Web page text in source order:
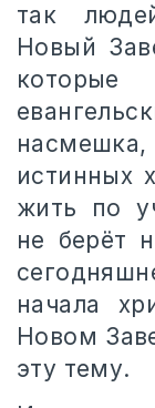
так
Новый
истинных
жить по
не берёт
начала
Новом
эту тему.